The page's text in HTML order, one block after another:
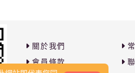
關於我們
會員條款